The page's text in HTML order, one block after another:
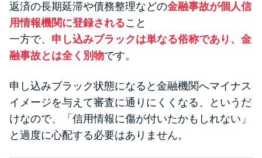
返済の長期延滞や債務整理などの金融事故が個人信
用情報機関に登録されること
一方で、 申し込みブラックは単なる俗称であり、金
融事故とは全く別物です。
申し込みブラック状態になると金融機関へマイナス
イメージを与えて審査に通りにくくなる、というだ
けなので、「信用情報に傷が付いたかもしれない」
と過度に心配する必要はありません。